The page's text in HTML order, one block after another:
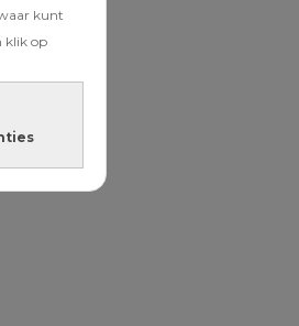
kunt
klik op